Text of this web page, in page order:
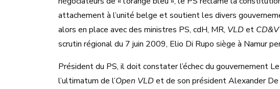
attachement à l’unité belge et soutient les divers
alors en place avec des ministres PS, cdH, MR, VLDet CD&V
scrutin régional du 7 juin 2009, Elio Di Rupo siège à Namur
Président du PS, il doit constater l’échec du gouvernement
l’ultimatum de l’Open VLDet de son président Alexander